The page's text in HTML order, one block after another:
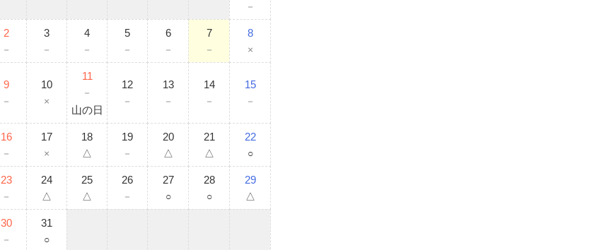
－
2
－
3
－
4
－
5
－
6
－
7
－
8
×
9
－
10
×
11
－
山の日
12
－
13
－
14
－
15
－
16
－
17
×
18
△
19
－
20
△
21
△
22
○
23
－
24
△
25
△
26
－
27
○
28
○
29
△
30
－
31
○